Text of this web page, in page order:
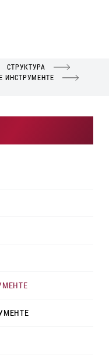
СТРУКТУРА
ИНСТРУМЕНТЕ